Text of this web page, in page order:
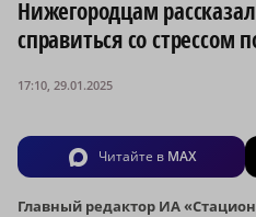
Нижегородцам
справиться со стрессом
17:10, 29.01.2025
Читайте в MAX
Главный редактор ИА